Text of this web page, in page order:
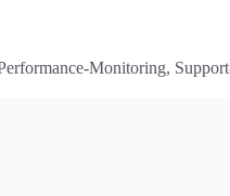
Monitoring,